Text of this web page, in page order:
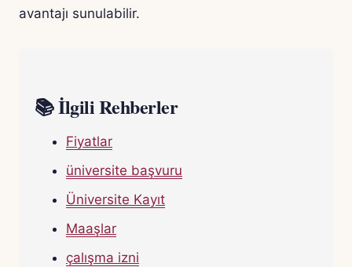
avantajı sunulabilir.
📚 İlgili Rehberler
Fiyatlar
üniversite başvuru
Üniversite Kayıt
Maaşlar
çalışma izni